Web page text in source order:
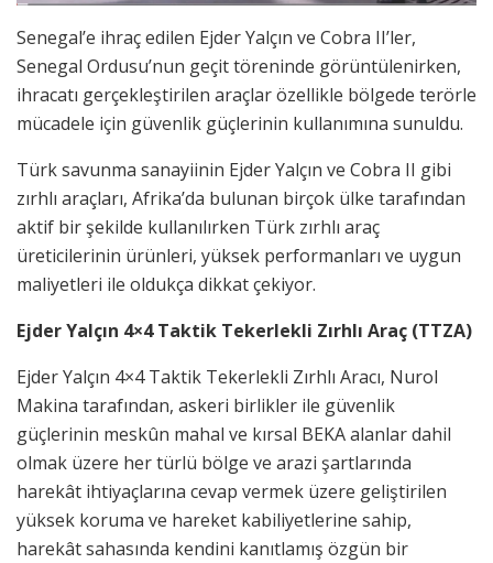
Senegal’e ihraç edilen Ejder Yalçın ve Cobra II’ler,
Senegal Ordusu’nun geçit töreninde görüntülenirken,
ihracatı gerçekleştirilen araçlar özellikle bölgede terörle
mücadele için güvenlik güçlerinin kullanımına sunuldu.
Türk savunma sanayiinin Ejder Yalçın ve Cobra II gibi
zırhlı araçları, Afrika’da bulunan birçok ülke tarafından
aktif bir şekilde kullanılırken Türk zırhlı araç
üreticilerinin ürünleri, yüksek performanları ve uygun
maliyetleri ile oldukça dikkat çekiyor.
Ejder Yalçın 4×4 Taktik Tekerlekli Zırhlı Araç (TTZA)
Ejder Yalçın 4×4 Taktik Tekerlekli Zırhlı Aracı, Nurol
Makina tarafından, askeri birlikler ile güvenlik
güçlerinin meskûn mahal ve kırsal BEKA alanlar dahil
olmak üzere her türlü bölge ve arazi şartlarında
harekât ihtiyaçlarına cevap vermek üzere geliştirilen
yüksek koruma ve hareket kabiliyetlerine sahip,
harekât sahasında kendini kanıtlamış özgün bir